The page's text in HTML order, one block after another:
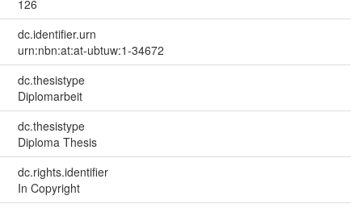
126
dc.identifier.urn
urn:nbn:at:at-ubtuw:1-34672
dc.thesistype
Diplomarbeit
dc.thesistype
Diploma Thesis
dc.rights.identifier
In Copyright